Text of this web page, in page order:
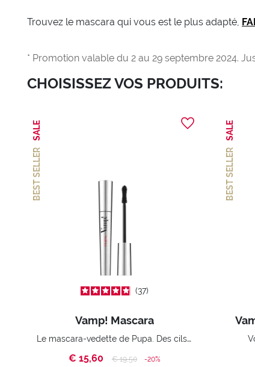
Trouvez le mascara qui vous est le plus adapté,
* Promotion valable du 2 au 29 septembre 2024.
CHOISISSEZ VOS PRODUITS:
BEST SELLER
SALE
37
Vamp! Mascara
Le mascara-vedette de Pupa. Des cils spectaculaires au volume surdimensionné. La meilleure vente en magasin de beauté.
€ 15,60
Price reduced from
€ 19,50to -20%
BEST SELLER
SALE